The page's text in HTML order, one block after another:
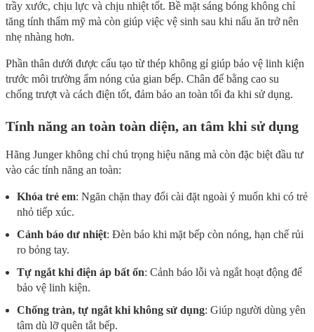
trầy xước, chịu lực và chịu nhiệt tốt. Bề mặt sáng bóng không chỉ
tăng tính thẩm mỹ mà còn giúp việc vệ sinh sau khi nấu ăn trở nên
nhẹ nhàng hơn.
Phần thân dưới được cấu tạo từ thép không gỉ giúp bảo vệ linh kiện
trước môi trường ẩm nóng của gian bếp. Chân đế bằng cao su
chống trượt và cách điện tốt, đảm bảo an toàn tối đa khi sử dụng.
Tính năng an toàn toàn diện, an tâm khi sử dụng
Hãng Junger không chỉ chú trọng hiệu năng mà còn đặc biệt đầu tư
vào các tính năng an toàn:
Khóa trẻ em: Ngăn chặn thay đổi cài đặt ngoài ý muốn khi có trẻ
nhỏ tiếp xúc.
Cảnh báo dư nhiệt: Đèn báo khi mặt bếp còn nóng, hạn chế rủi
ro bỏng tay.
Tự ngắt khi điện áp bất ổn: Cảnh báo lỗi và ngắt hoạt động để
bảo vệ linh kiện.
Chống tràn, tự ngắt khi không sử dụng: Giúp người dùng yên
tâm dù lỡ quên tắt bếp.